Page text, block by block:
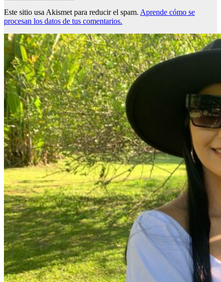
Este sitio usa Akismet para reducir el spam. Aprende cómo se
procesan los datos de tus comentarios.